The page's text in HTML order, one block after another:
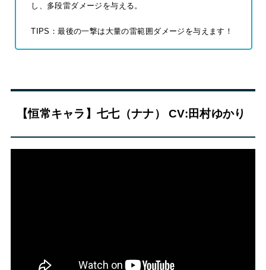
し、多段雷ダメージを与える。
TIPS：最後の一撃は大量の雷範囲ダメージを与えます！
【恒常キャラ】七七（ナナ） CV:田村ゆかり